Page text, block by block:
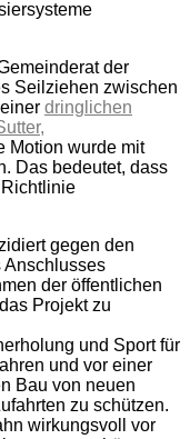
der
Seilziehen zwischen
dringlichen
Motion wurde mit
Das bedeutet, dass
gegen den
Anschlusses
der öffentlichen
Projekt zu
und Sport für
und vor einer
Bau von neuen
zu schützen.
wirkungsvoll vor